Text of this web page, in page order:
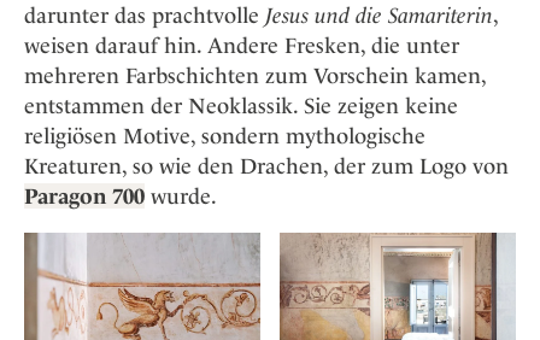
darunter das prachtvolle Jesus und die Samariterin,
weisen darauf hin. Andere Fresken, die unter
mehreren Farbschichten zum Vorschein kamen,
entstammen der Neoklassik. Sie zeigen keine
religiösen Motive, sondern mythologische
Kreaturen, so wie den Drachen, der zum Logo von
Paragon 700 wurde.